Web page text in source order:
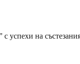
успехи на